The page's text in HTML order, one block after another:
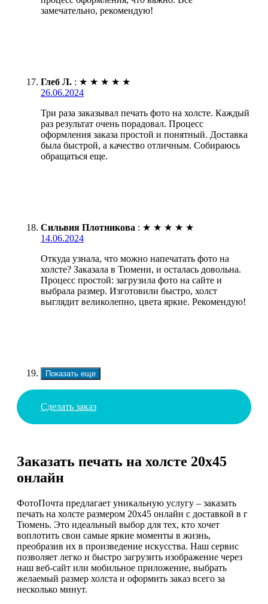
замечательно, рекомендую!
Глеб Л. : ★ ★ ★ ★ ★
26.06.2024
Три раза заказывал печать фото на холсте. Каждый
раз результат очень порадовал. Процесс
оформления заказа простой и понятный. Доставка
была быстрой, а качество отличным. Собираюсь
обращаться еще.
Сильвия Плотникова : ★ ★ ★ ★ ★
14.06.2024
Откуда узнала, что можно напечатать фото на
холсте? Заказала в Тюмени, и осталась довольна.
Процесс простой: загрузила фото на сайте и
выбрала размер. Изготовили быстро, холст
выглядит великолепно, цвета яркие. Рекомендую!
Показать еще
Сделать заказ
Заказать печать на холсте 20х45
онлайн
ФотоПочта предлагает уникальную услугу – заказать
печать на холсте размером 20х45 онлайн с доставкой в г
Тюмень. Это идеальный выбор для тех, кто хочет
воплотить свои самые яркие моменты в жизнь,
преобразив их в произведение искусства. Наш сервис
позволяет легко и быстро загрузить изображение через
наш веб-сайт или мобильное приложение, выбрать
желаемый размер холста и оформить заказ всего за
несколько минут.